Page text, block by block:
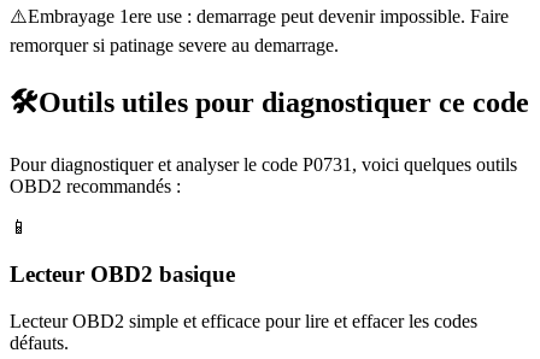
⚠️Embrayage 1ere use : demarrage peut devenir impossible. Faire
remorquer si patinage severe au demarrage.
🛠️Outils utiles pour diagnostiquer ce code
Pour diagnostiquer et analyser le code P0731 , voici quelques outils
OBD2 recommandés :
📱
Lecteur OBD2 basique
Lecteur OBD2 simple et efficace pour lire et effacer les codes
défauts.